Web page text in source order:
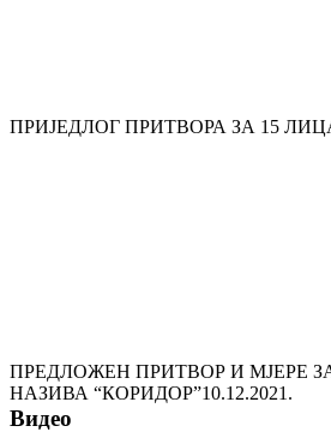
ПРИЈЕДЛОГ ПРИТВОРА ЗА 15
ПРЕДЛОЖЕН ПРИТВОР И МЈЕРЕ
НАЗИВА “КОРИДОР”10.12.2021.
Видео